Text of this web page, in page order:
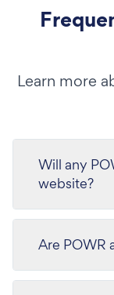
Learn more
Will any
website?
Are POWR